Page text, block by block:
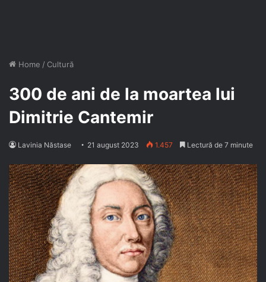
Home / Cultură
300 de ani de la moartea lui
Dimitrie Cantemir
Lavinia Năstase 21 august 2023 1.457 Lectură de 7 minute